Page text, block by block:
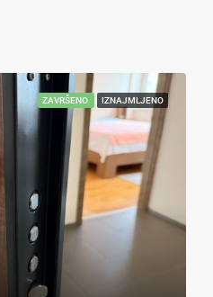
ZAVRŠENO IZNAJMLJENO